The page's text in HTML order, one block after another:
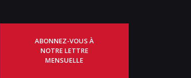
ABONNEZ-VOUS À
NOTRE LETTRE
MENSUELLE